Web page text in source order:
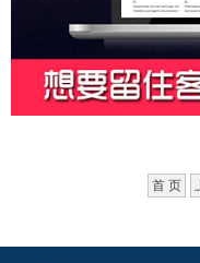
首 页